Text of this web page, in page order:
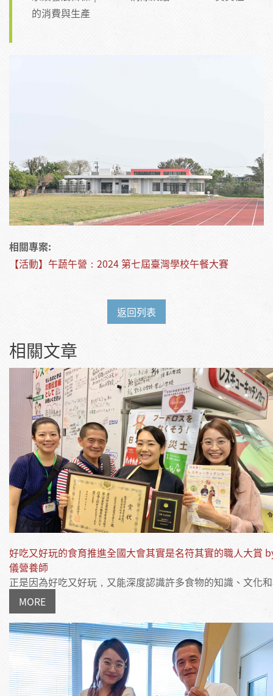
的消費與生產
相關專案:
【活動】午蔬午營：2024 第七屆臺灣學校午餐大賽
返回列表
相關文章
好吃又好玩的食育推進全國大會其實是名符其實的職人大賞
儀營養師
正是因為好吃又好玩，又能深度認識許多食物的知識、文化
MORE